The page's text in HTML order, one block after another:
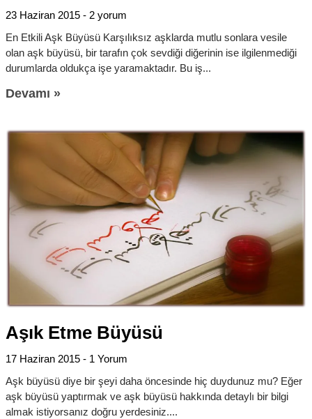
23 Haziran 2015
2 yorum
En Etkili Aşk Büyüsü Karşılıksız aşklarda mutlu sonlara vesile
olan aşk büyüsü, bir tarafın çok sevdiği diğerinin ise ilgilenmediği
durumlarda oldukça işe yaramaktadır. Bu iş
Devamı »
Aşık Etme Büyüsü
17 Haziran 2015
1 Yorum
Aşk büyüsü diye bir şeyi daha öncesinde hiç duydunuz mu? Eğer
aşk büyüsü yaptırmak ve aşk büyüsü hakkında detaylı bir bilgi
almak istiyorsanız doğru yerdesiniz.